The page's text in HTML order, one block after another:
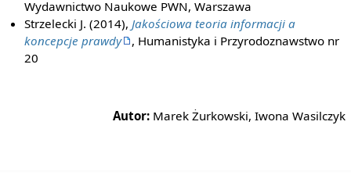
Wydawnictwo Naukowe PWN, Warszawa
Strzelecki J. (2014), Jakościowa teoria informacji a
koncepcje prawdy
, Humanistyka i Przyrodoznawstwo nr
20
Autor: Marek Żurkowski, Iwona Wasilczyk